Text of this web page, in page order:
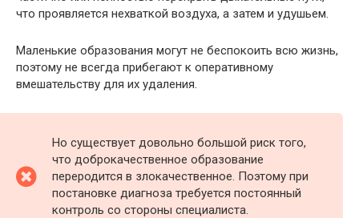
что проявляется нехваткой воздуха, а затем и удушьем.
Маленькие образования могут не беспокоить всю жизнь,
поэтому не всегда прибегают к оперативному
вмешательству для их удаления.
Но существует довольно большой риск того,
что доброкачественное образование
переродится в злокачественное. Поэтому при
постановке диагноза требуется постоянный
контроль со стороны специалиста.